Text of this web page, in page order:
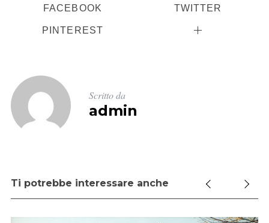
FACEBOOK TWITTER
PINTEREST
Scritto da
admin
Ti potrebbe interessare anche